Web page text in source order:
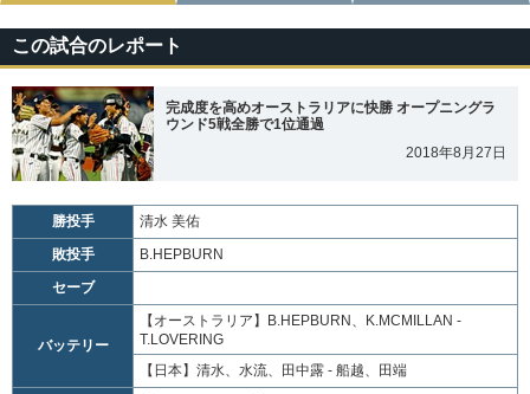
この試合のレポート
完成度を高めオーストラリアに快勝 オープニングラ
ウンド5戦全勝で1位通過
2018年8月27日
勝投手
清水 美佑
敗投手
B.HEPBURN
セーブ
バッテリー
【オーストラリア】
B.HEPBURN、K.MCMILLAN -
T.LOVERING
【日本】 清水、水流、田中露 - 船越、田端